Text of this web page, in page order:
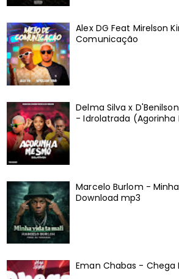
Alex DG Feat Mirelson
Comunicação
Delma Silva x
- Idrolatrada (Agorinha
Marcelo Burlom -
Download mp3
Eman Chabas - Chega